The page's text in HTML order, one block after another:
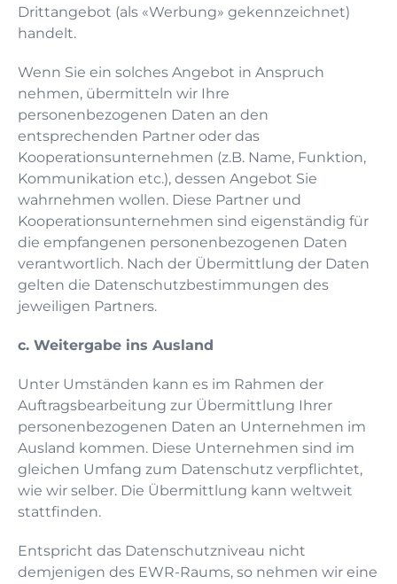
Drittangebot (als «Werbung» gekennzeichnet)
handelt.
Wenn Sie ein solches Angebot in Anspruch
nehmen, übermitteln wir Ihre
personenbezogenen Daten an den
entsprechenden Partner oder das
Kooperationsunternehmen (z.B. Name, Funktion,
Kommunikation etc.), dessen Angebot Sie
wahrnehmen wollen. Diese Partner und
Kooperationsunternehmen sind eigenständig für
die empfangenen personenbezogenen Daten
verantwortlich. Nach der Übermittlung der Daten
gelten die Datenschutzbestimmungen des
jeweiligen Partners.
c. Weitergabe ins Ausland
Unter Umständen kann es im Rahmen der
Auftragsbearbeitung zur Übermittlung Ihrer
personenbezogenen Daten an Unternehmen im
Ausland kommen. Diese Unternehmen sind im
gleichen Umfang zum Datenschutz verpflichtet,
wie wir selber. Die Übermittlung kann weltweit
stattfinden.
Entspricht das Datenschutzniveau nicht
demjenigen des EWR-Raums, so nehmen wir eine